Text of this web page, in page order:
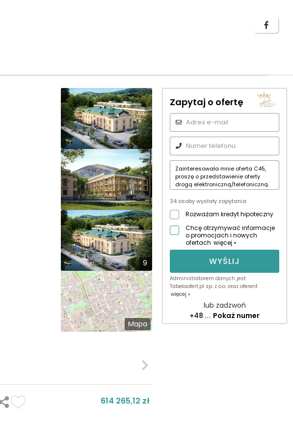
9
Mapa
614 265,12 zł
Zapytaj o ofertę
34 osoby wysłały zapytania
Rozważam kredyt hipoteczny
Chcę otrzymywać informacje
o promocjach i nowych
ofertach więcej »
WYŚLIJ
Administratorem danych jest
Tabelaofert.pl sp. z o.o. oraz oferent
więcej »
lub zadzwoń
+48 ... Pokaż numer